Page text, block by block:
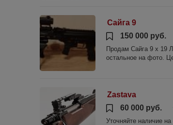
Сайга 9
150 000 руб.
Продам Сайга 9 х 19
остальное на фото.
Zastava
60 000 руб.
Уточняйте наличие